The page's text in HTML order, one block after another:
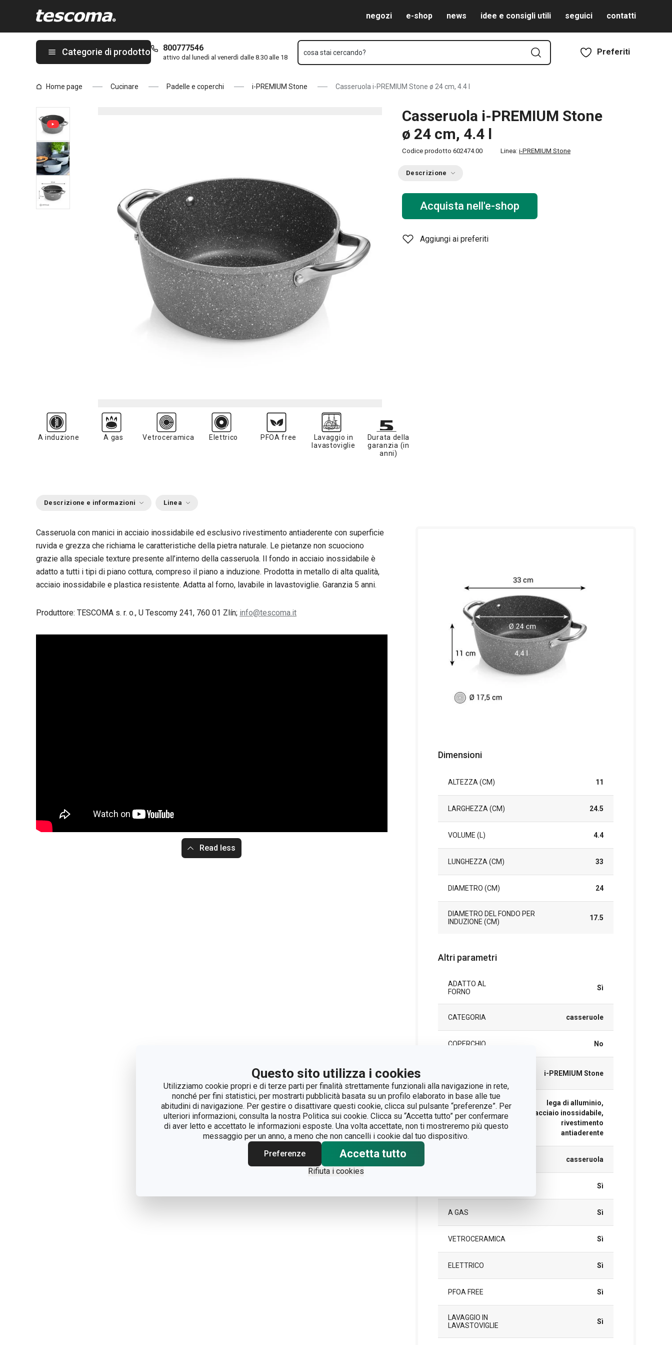
Questo sito utilizza i cookies
Utilizziamo cookie propri e di terze parti per finalità strettamente funzionali alla navigazione in rete,
nonché per fini statistici, per mostrarti pubblicità basata su un profilo elaborato in base alle tue
abitudini di navigazione. Per gestire o disattivare questi cookie, clicca sul pulsante “preferenze”. Per
ulteriori informazioni, consulta la nostra Politica sui cookie. Clicca su “Accetta tutto” per confermare
di aver letto e accettato le informazioni esposte. Una volta accettate, non ti mostreremo più questo
messaggio per un anno, a meno che non cancelli i cookie dal tuo dispositivo.
Preferenze
Accetta tutto
Rifiuta i cookies
negozi e-shop news idee e consigli utili seguici contatti
Categorie di prodotto 800777546
attivo dal lunedì al venerdì dalle 8.30 alle 18
cosa stai cercando? Preferiti
Home page Cucinare Padelle e coperchi i-PREMIUM Stone Casseruola i-PREMIUM Stone ø 24 cm, 4.4 l
Casseruola i-PREMIUM Stone
ø 24 cm, 4.4 l
Codice prodotto 602474.00 Linea: i-PREMIUM Stone
Descrizione
Acquista nell'e-shop
Aggiungi ai preferiti
A induzione A gas Vetroceramica Elettrico PFOA free
Lavaggio in
lavastoviglie
Durata della
garanzia (in
anni)
Descrizione e informazioni Linea
Casseruola con manici in acciaio inossidabile ed esclusivo rivestimento antiaderente con superficie
ruvida e grezza che richiama le caratteristiche della pietra naturale. Le pietanze non scuociono
grazie alla speciale texture presente all’interno della casseruola. Il fondo in acciaio inossidabile è
adatto a tutti i tipi di piano cottura, compreso il piano a induzione. Prodotta in metallo di alta qualità,
acciaio inossidabile e plastica resistente. Adatta al forno, lavabile in lavastoviglie. Garanzia 5 anni.
Produttore: TESCOMA s. r. o., U Tescomy 241, 760 01 Zlín; info@tescoma.it
Read less
Dimensioni
ALTEZZA (CM) 11
LARGHEZZA (CM) 24.5
VOLUME (L) 4.4
LUNGHEZZA (CM) 33
DIAMETRO (CM) 24
DIAMETRO DEL FONDO PER
INDUZIONE (CM)
17.5
Altri parametri
ADATTO AL
FORNO
Sì
CATEGORIA casseruole
COPERCHIO No
i-PREMIUM Stone
MATERIALE
lega di alluminio,
acciaio inossidabile,
rivestimento
antiaderente
casseruola
Sì
A GAS Sì
VETROCERAMICA Sì
ELETTRICO Sì
PFOA FREE Sì
LAVAGGIO IN
LAVASTOVIGLIE
Sì